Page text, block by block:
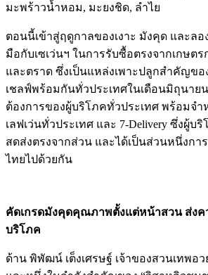
มะพร้าวน้ำหอม, มะยงชิด, ลำไย
ตอนนี้เข้าสู่ฤดูกาลของเงาะ มังคุด และลอ
มือกับเซเว่นฯ ในการรับซื้อตรงจากเกษต
และตราด ซึ่งเป็นแหล่งเพาะปลูกสำคัญข
เชลฟ์พร้อมกันทั่วประเทศในเดือนมิถุนาย
ต้องการของผู้บริโภคทั่วประเทศ พร้อมจำ
เลฟเว่นทั่วประเทศ และ 7-Delivery ซึ่งผู้บ
สดส่งตรงจากส่วน และได้เป็นส่วนหนึ่งกา
ไทยไปด้วยกัน
คัดเกรดมังคุดคุณภาพตั้งแต่หน้าสวน ส่งค
บริโภค
ด้าน พิพัฒน์ เต็งเศรษฐ์ เจ้าของสวนเทพอ